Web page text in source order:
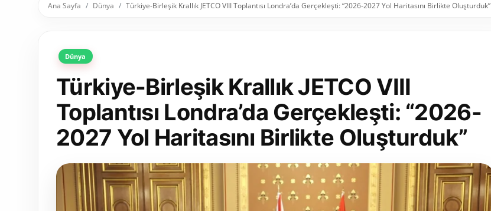
Ana Sayfa Dünya Türkiye-Birleşik Krallık JETCO VIII Toplantısı Londra’da Gerçekleşti: “2026-2027 Yol Haritasını Birlikte Oluşturduk”
Dünya
Türkiye-Birleşik Krallık JETCO VIII
Toplantısı Londra’da Gerçekleşti: “2026-
2027 Yol Haritasını Birlikte Oluşturduk”